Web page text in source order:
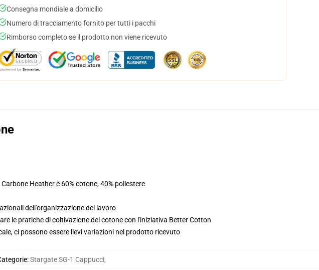
Consegna mondiale a domicilio
Numero di tracciamento fornito per tutti i pacchi
Rimborso completo se il prodotto non viene ricevuto
Heather è 60% cotone, 40% poliestere
dell'organizzazione del lavoro
le pratiche di coltivazione del cotone con l'iniziativa Better Cotton
ci possono essere lievi variazioni nel prodotto ricevuto
:Stargate SG-1 Cappucci,